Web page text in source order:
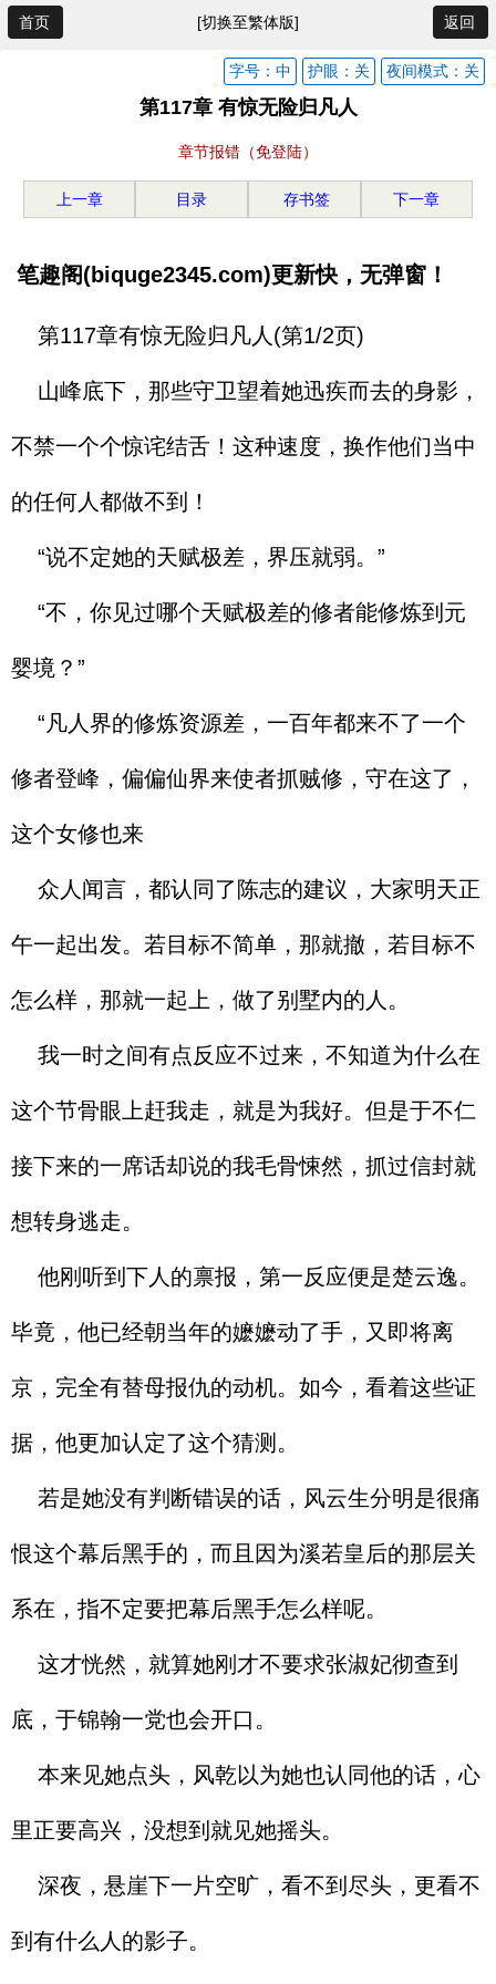
首页 [切换至繁体版] 返回
夜间模式：关
护眼：关
字号：中
第117章 有惊无险归凡人
章节报错（免登陆）
上一章 目录 存书签 下一章
笔趣阁(biquge2345.com)更新快，无弹窗！
第117章有惊无险归凡人(第1/2页)
山峰底下，那些守卫望着她迅疾而去的身影，
不禁一个个惊诧结舌！这种速度，换作他们当中
的任何人都做不到！
“说不定她的天赋极差，界压就弱。”
“不，你见过哪个天赋极差的修者能修炼到元
婴境？”
“凡人界的修炼资源差，一百年都来不了一个
修者登峰，偏偏仙界来使者抓贼修，守在这了，
这个女修也来
众人闻言，都认同了陈志的建议，大家明天正
午一起出发。若目标不简单，那就撤，若目标不
怎么样，那就一起上，做了别墅内的人。
我一时之间有点反应不过来，不知道为什么在
这个节骨眼上赶我走，就是为我好。但是于不仁
接下来的一席话却说的我毛骨悚然，抓过信封就
想转身逃走。
他刚听到下人的禀报，第一反应便是楚云逸。
毕竟，他已经朝当年的嬷嬷动了手，又即将离
京，完全有替母报仇的动机。如今，看着这些证
据，他更加认定了这个猜测。
若是她没有判断错误的话，风云生分明是很痛
恨这个幕后黑手的，而且因为溪若皇后的那层关
系在，指不定要把幕后黑手怎么样呢。
这才恍然，就算她刚才不要求张淑妃彻查到
底，于锦翰一党也会开口。
本来见她点头，风乾以为她也认同他的话，心
里正要高兴，没想到就见她摇头。
深夜，悬崖下一片空旷，看不到尽头，更看不
到有什么人的影子。